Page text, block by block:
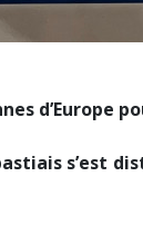
d’Europe
s’est